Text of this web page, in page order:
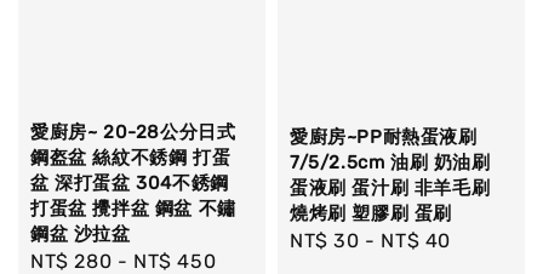
愛廚房~ 20-28公分日式
鋼盔盆 絲紋不銹鋼 打蛋
盆 深打蛋盆 304不銹鋼
打蛋盆 攪拌盆 鋼盆 不鏽
鋼盆 沙拉盆
Regular
NT$ 280 - NT$ 450
愛廚房~PP耐熱蛋液刷
7/5/2.5cm 油刷 奶油刷
蛋液刷 蛋汁刷 非羊毛刷
燒烤刷 塑膠刷 蛋刷
Regular
NT$ 30 - NT$ 40